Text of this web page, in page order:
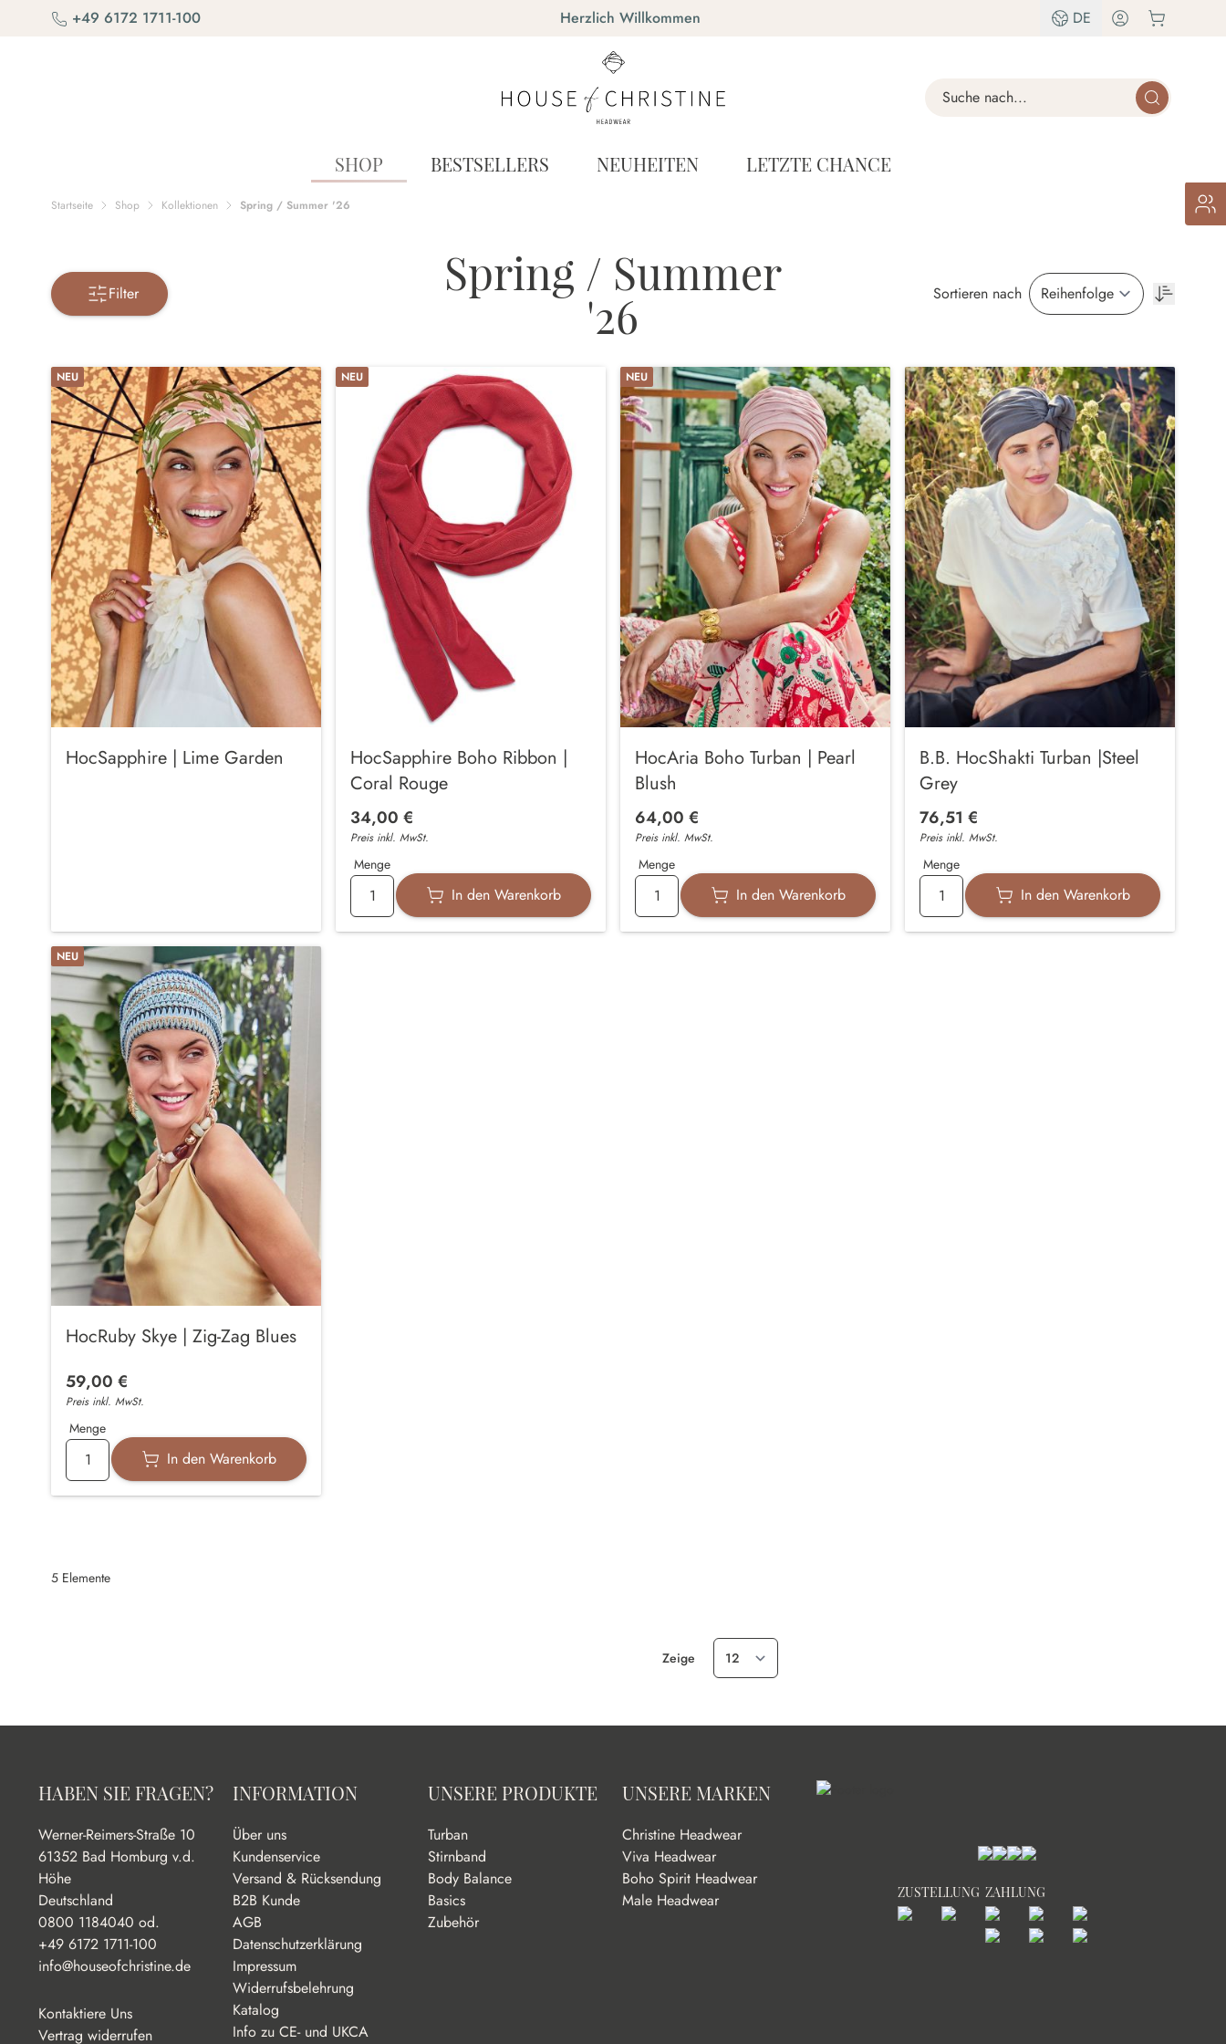
Zum Inhalt springen
Search
+49 6172 1711-100 Herzlich Willkommen DE
SHOP BESTSELLERS NEUHEITEN LETZTE CHANCE
Startseite Shop Kollektionen Spring / Summer '26
Spring / Summer
'26
Filter Sortieren nach
NEU
HocSapphire | Lime Garden
NEU
HocSapphire Boho Ribbon |
Coral Rouge
34,00 €
Preis inkl. MwSt.
Menge
In den Warenkorb
NEU
HocAria Boho Turban | Pearl
Blush
64,00 €
Preis inkl. MwSt.
Menge
In den Warenkorb
B.B. HocShakti Turban |Steel
Grey
76,51 €
Preis inkl. MwSt.
Menge
In den Warenkorb
NEU
HocRuby Skye | Zig-Zag Blues
59,00 €
Preis inkl. MwSt.
Menge
In den Warenkorb
5 Elemente
Zeige
HABEN SIE FRAGEN?
Werner-Reimers-Straße 10
61352 Bad Homburg v.d.
Höhe
Deutschland
0800 1184040 od.
+49 6172 1711-100
info@houseofchristine.de
Kontaktiere Uns
Vertrag widerrufen
INFORMATION
Über uns
Kundenservice
Versand & Rücksendung
B2B Kunde
AGB
Datenschutzerklärung
Impressum
Widerrufsbelehrung
Katalog
Info zu CE- und UKCA
UNSERE PRODUKTE
Turban
Stirnband
Body Balance
Basics
Zubehör
UNSERE MARKEN
Christine Headwear
Viva Headwear
Boho Spirit Headwear
Male Headwear
ZUSTELLUNG ZAHLUNG